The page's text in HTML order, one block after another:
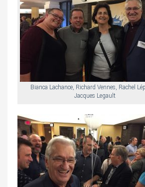
Bianca Lachance, Richard Vennes, Rachel
Jacques Legault